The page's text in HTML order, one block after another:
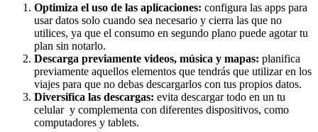
Optimiza el uso de las aplicaciones: configura las apps para
usar datos solo cuando sea necesario y cierra las que no
utilices, ya que el consumo en segundo plano puede agotar tu
plan sin notarlo.
Descarga previamente videos, música y mapas: planifica
previamente aquellos elementos que tendrás que utilizar en los
viajes para que no debas descargarlos con tus propios datos.
Diversifica las descargas: evita descargar todo en un tu
celular y complementa con diferentes dispositivos, como
computadores y tablets.